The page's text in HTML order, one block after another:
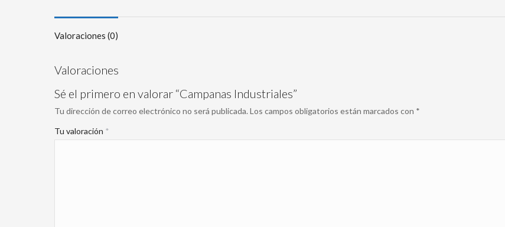
Valoraciones (0)
Valoraciones
Sé el primero en valorar “Campanas Industriales”
Tu dirección de correo electrónico no será publicada. Los campos obligatorios están marcados con *
Tu valoración *